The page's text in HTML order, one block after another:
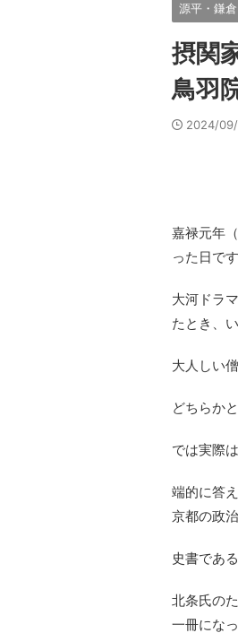
源平・鎌
摂関
鳥羽
2024/
嘉禄元年
った日です
大河ドラ
たとき、
大人しい
どちらか
では実際
端的に答
京都の政
史書であ
北条氏の
一冊にな